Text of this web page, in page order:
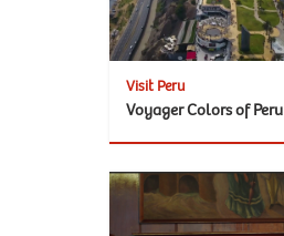
Visit Peru
Voyager Colors of Peru